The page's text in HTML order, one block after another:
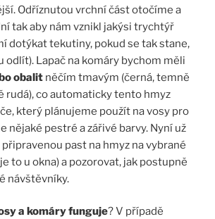
Odříznutou vrchní část otočíme a
tak aby nám vznikl jakýsi trychtýř
dotýkat tekutiny, pokud se tak stane,
odlít). Lapač na komáry bychom měli
obalit něčím tmavým (černá, temně
rudá), co automaticky tento hmyz
který plánujeme použít na vosy pro
nějaké pestré a zářivé barvy. Nyní už
past na hmyz na vybrané
to u okna) a pozorovat, jak postupně
návštěvníky.
a komáry funguje? V případě